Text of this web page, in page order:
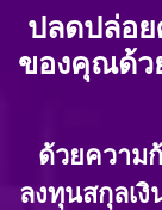
ปลดปล่อ
ของคุณด้ว
ด้วยความ
ลงทุนสกุลเ